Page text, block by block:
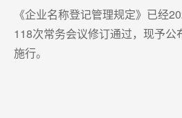
《企业名称登记管理规定》已经
118次常务会议修订通过，现予
施行。